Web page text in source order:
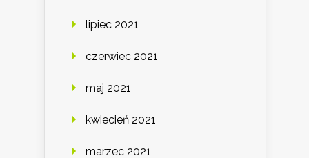
lipiec 2021
czerwiec 2021
maj 2021
kwiecień 2021
marzec 2021